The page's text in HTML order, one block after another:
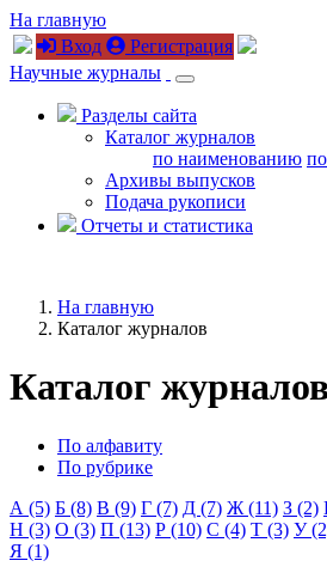
На главную
Вход
Регистрация
Научные журналы
Разделы сайта
Каталог журналов
по наименованию
Архивы выпусков
Подача рукописи
Отчеты и статистика
На главную
Каталог журналов
Каталог
По алфавиту
По рубрике
А (5) Б (8) В (9) Г (7) Д (7) Ж (11) З (2)
Н (3) О (3) П (13) Р (10) С (4) Т (3) У
Я (1)